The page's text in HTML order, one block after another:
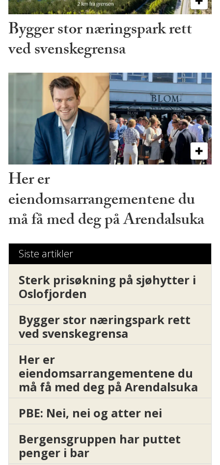
Bygger stor næringspark rett
ved svenskegrensa
Her er
eiendomsarrangementene du
må få med deg på Arendalsuka
Siste artikler
Sterk prisøkning på sjøhytter i
Oslofjorden
Bygger stor næringspark rett
ved svenskegrensa
Her er
eiendomsarrangementene du
må få med deg på Arendalsuka
PBE: Nei, nei og atter nei
Bergensgruppen har puttet
penger i bar